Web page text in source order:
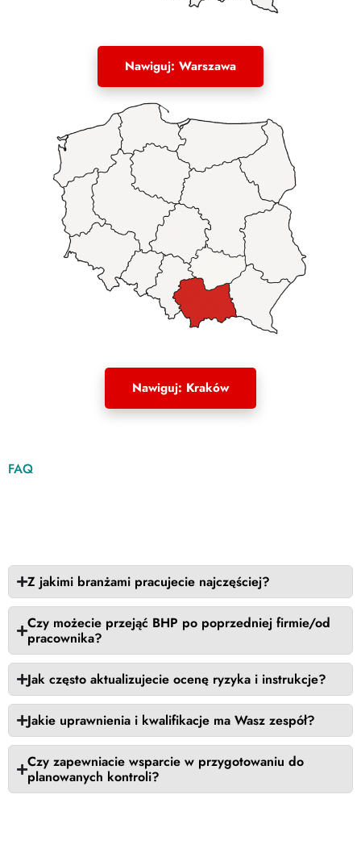
Nawiguj: Warszawa
Nawiguj: Kraków
FAQ
Z jakimi branżami pracujecie najczęściej?
Czy możecie przejąć BHP po poprzedniej firmie/od
pracownika?
Jak często aktualizujecie ocenę ryzyka i instrukcje?
Jakie uprawnienia i kwalifikacje ma Wasz zespół?
Czy zapewniacie wsparcie w przygotowaniu do
planowanych kontroli?